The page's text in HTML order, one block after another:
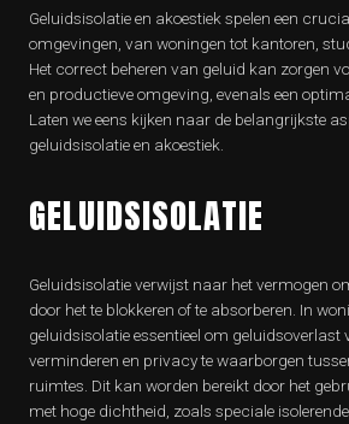
Geluidsisolatie en akoestiek spelen een
omgevingen, van woningen tot kantoren,
Het correct beheren van geluid kan zorgen
en productieve omgeving, evenals een
Laten we eens kijken naar de belangrijkste
geluidsisolatie en akoestiek.
GELUIDSISOLATIE
Geluidsisolatie verwijst naar het vermogen
door het te blokkeren of te absorberen. In
geluidsisolatie essentieel om geluidsoverlast
verminderen en privacy te waarborgen
ruimtes. Dit kan worden bereikt door het
met hoge dichtheid, zoals speciale